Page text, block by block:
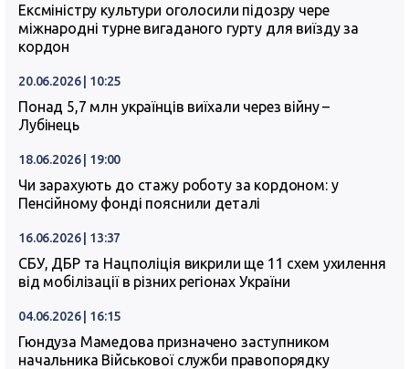
Ексміністру культури оголосили підозру чере
міжнародні турне вигаданого гурту для виїзду за
кордон
20.06.2026 | 10:25
Понад 5,7 млн українців виїхали через війну –
Лубінець
18.06.2026 | 19:00
Чи зарахують до стажу роботу за кордоном: у
Пенсійному фонді пояснили деталі
16.06.2026 | 13:37
СБУ, ДБР та Нацполіція викрили ще 11 схем ухилення
від мобілізації в різних регіонах України
04.06.2026 | 16:15
Гюндуза Мамедова призначено заступником
начальника Військової служби правопорядку